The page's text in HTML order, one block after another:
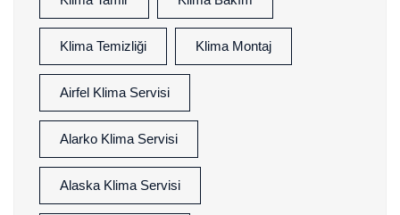
Klima Temizliği Klima Montaj
Airfel Klima Servisi
Alarko Klima Servisi
Alaska Klima Servisi